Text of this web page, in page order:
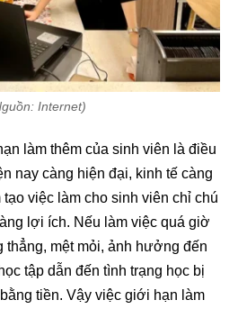
Internet)
làm thêm của sinh viên là điều
nay càng hiện đại, kinh tế càng
việc làm cho sinh viên chỉ chú
lợi ích. Nếu làm việc quá giờ
thẳng, mệt mỏi, ảnh hưởng đến
tập dẫn đến tình trạng học bị
tiền. Vậy việc giới hạn làm